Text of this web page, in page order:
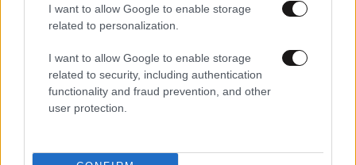
I want to allow Google to enable storage
related to personalization.
I want to allow Google to enable storage
related to security, including authentication
functionality and fraud prevention, and other
user protection.